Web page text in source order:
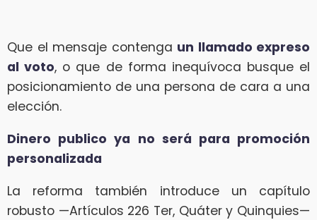
Que el mensaje contenga un llamado expreso
al voto, o que de forma inequívoca busque el
posicionamiento de una persona de cara a una
elección.
Dinero publico ya no será para promoción
personalizada
La reforma también introduce un capítulo
robusto —Artículos 226 Ter, Quáter y Quinquies—